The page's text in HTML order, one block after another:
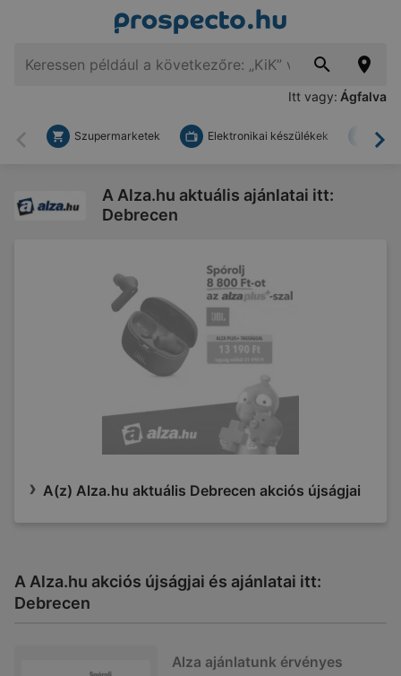
Itt vagy: Ágfalva
Vissza
Szupermarketek Elektronikai készülékek
A Alza.hu aktuális ajánlatai itt:
Debrecen
A(z) Alza.hu aktuális Debrecen akciós újságjai
A Alza.hu akciós újságjai és ajánlatai itt:
Debrecen
Alza ajánlatunk érvényes